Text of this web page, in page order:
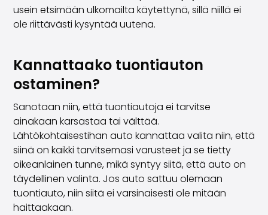
usein etsimään ulkomailta käytettynä, sillä niillä ei
ole riittävästi kysyntää uutena.
Kannattaako tuontiauton
ostaminen?
Sanotaan niin, että tuontiautoja ei tarvitse
ainakaan karsastaa tai välttää.
Lähtökohtaisestihan auto kannattaa valita niin, että
siinä on kaikki tarvitsemasi varusteet ja se tietty
oikeanlainen tunne, mikä syntyy siitä, että auto on
täydellinen valinta. Jos auto sattuu olemaan
tuontiauto, niin siitä ei varsinaisesti ole mitään
haittaakaan.